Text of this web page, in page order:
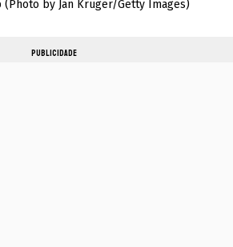
(Photo by Jan Kruger/Getty Images)
PUBLICIDADE